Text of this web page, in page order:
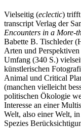
Vielseitig (eclectic) trifft
transcript Verlag der
Encounters in a More-
Babette B. Tischleder
Arten und
Umfang (340 S.)
künstlerischen
Animal und Critical
(manchen vielleicht
politischen Ökologie
Interesse an einer
Welt, also einer Welt,
Spezies